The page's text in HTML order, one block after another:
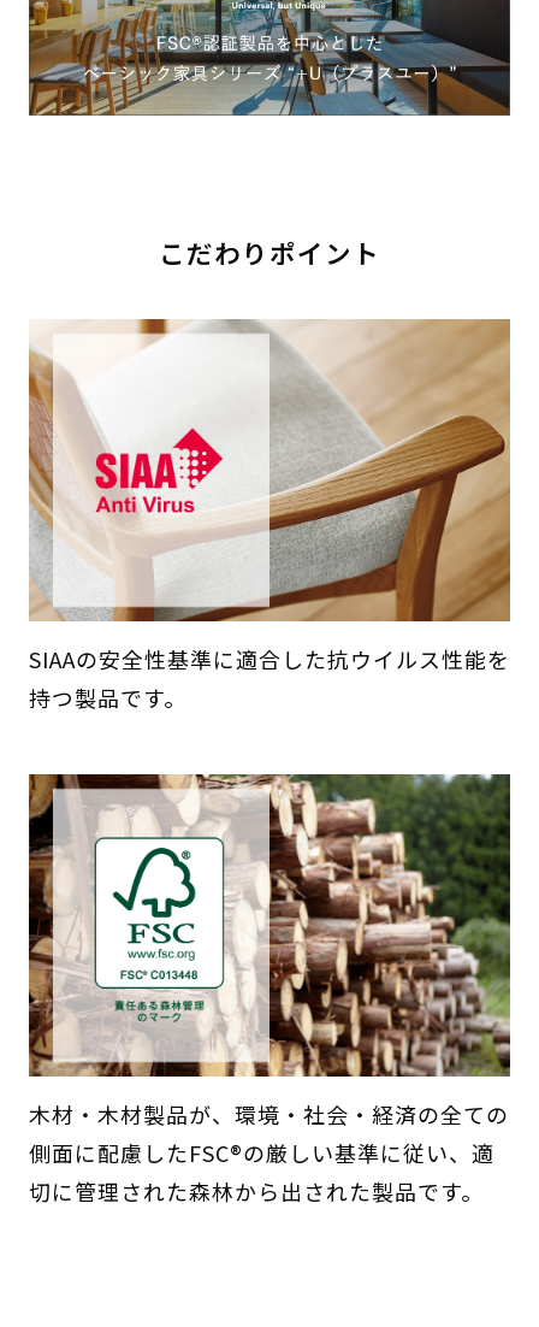
こだわりポイント
SIAAの安全性基準に適合した抗ウイルス性能を
持つ製品です。
木材・木材製品が、環境・社会・経済の全ての
側面に配慮したFSC®の厳しい基準に従い、適
切に管理された森林から出された製品です。